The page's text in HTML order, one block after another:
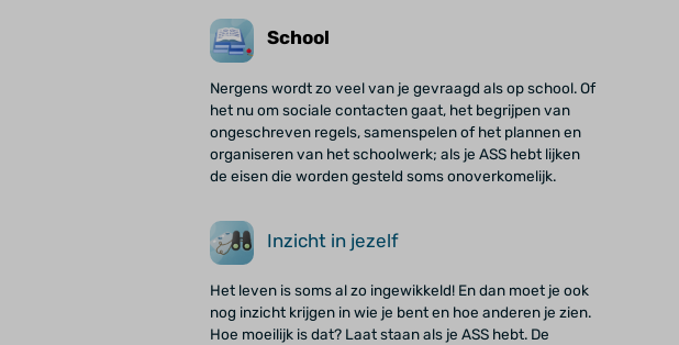
School
Nergens wordt zo veel van je gevraagd als op school. Of
het nu om sociale contacten gaat, het begrijpen van
ongeschreven regels, samenspelen of het plannen en
organiseren van het schoolwerk; als je ASS hebt lijken
de eisen die worden gesteld soms onoverkomelijk.
Inzicht in jezelf
Het leven is soms al zo ingewikkeld! En dan moet je ook
nog inzicht krijgen in wie je bent en hoe anderen je zien.
Hoe moeilijk is dat? Laat staan als je ASS hebt. De